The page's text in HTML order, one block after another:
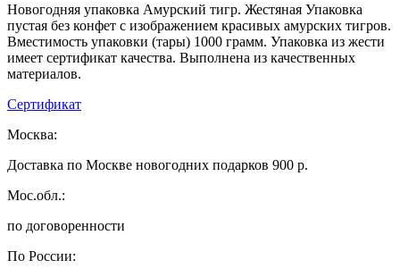
Новогодняя упаковка Амурский тигр. Жестяная Упаковка
пустая без конфет с изображением красивых амурских тигров.
Вместимость упаковки (тары) 1000 грамм. Упаковка из жести
имеет сертификат качества. Выполнена из качественных
материалов.
Сертификат
Москва:
Доставка по Москве новогодних подарков 900 р.
Мос.обл.:
по договоренности
По России: